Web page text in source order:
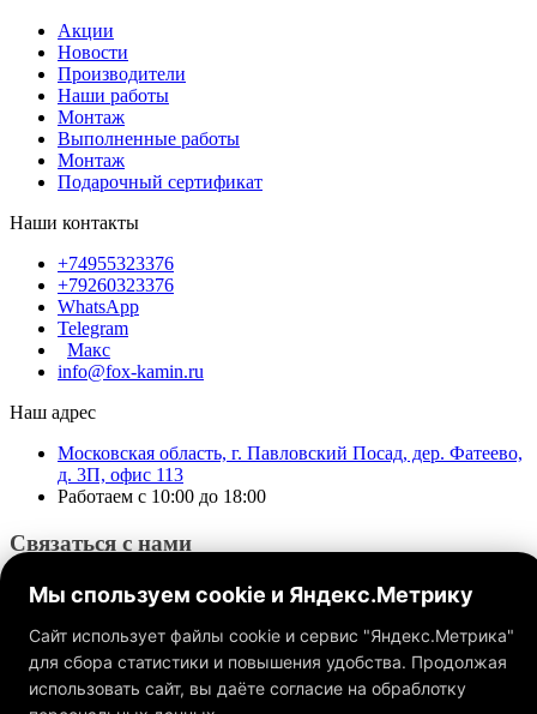
Акции
Новости
Производители
Наши работы
Монтаж
Выполненные работы
Монтаж
Подарочный сертификат
Наши контакты
+74955323376
+79260323376
WhatsApp
Telegram
Макс
info@fox-kamin.ru
Наш адрес
Московская область, г. Павловский Посад, дер. Фатеево,
д. 3П, офис 113
Работаем с 10:00 до 18:00
Связаться с нами
Обращаем ваше внимание на то, что данный интернет-сайт, а
Мы спользуем cookie и Яндекс.Метрику
Сайт использует файлы cookie и сервис "Яндекс.Метрика"
для сбора статистики и повышения удобства. Продолжая
использовать сайт, вы даёте согласие на обраблотку